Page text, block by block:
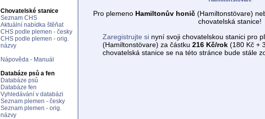
Chovatelské stanice
Seznam CHS
Aktuální nabídka štěňat
CHS podle plemen - česky
CHS podle plemen - orig.
názvy
Nápověda - Manuál
Databáze psů a fen
Databáze psů
Databáze fen
Vyhledávání v databázi
Seznam plemen - česky
Seznam plemen - orig.
názvy
Pro plemeno Hamiltonův honič(Hamiltonstövare)
chovatelská stanice!
Zaregistrujte si nyní svoji chovatelskou stanici pro
(Hamiltonstövare) za částku 216 Kč/rok (180 Kč +
chovatelská stanice se na této stránce bude stále